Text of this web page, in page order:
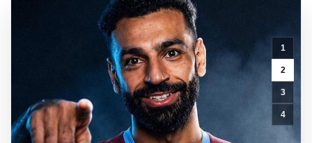
1
2
3
4
Mohamed
Salah
transferinin